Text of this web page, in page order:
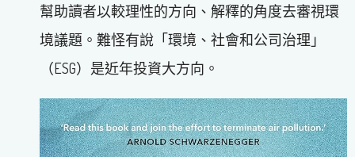
幫助讀者以較理性的方向、解釋的角度去審視環
境議題。難怪有說「環境、社會和公司治理」
（ESG）是近年投資大方向。